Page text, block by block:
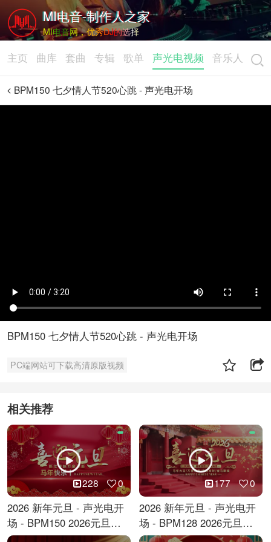
MI电音-制作人之家
MI电音网，优秀DJ的选择
主页 曲库 套曲 专辑 歌单 声光电视频 音乐人
BPM150 七夕情人节520心跳 - 声光电开场
BPM150 七夕情人节520心跳 - 声光电开场
PC端网站可下载高清原版视频
相关推荐
228 0
2026 新年元旦 - 声光电开
场 - BPM150 2026元旦跨
年倒计时
177 0
2026 新年元旦 - 声光电开
场 - BPM128 2026元旦马
年